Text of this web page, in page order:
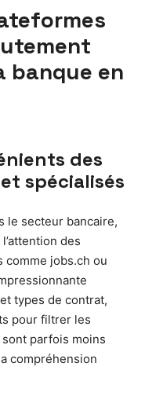
banque en
des
spécialisés
le secteur bancaire,
des
comme jobs.ch ou
types de contrat,
pour filtrer les
parfois moins
compréhension